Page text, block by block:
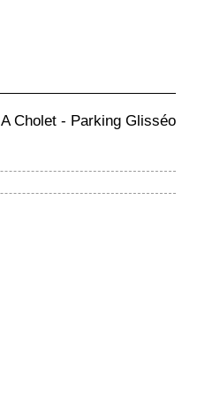
A Cholet - Parking Glisséo